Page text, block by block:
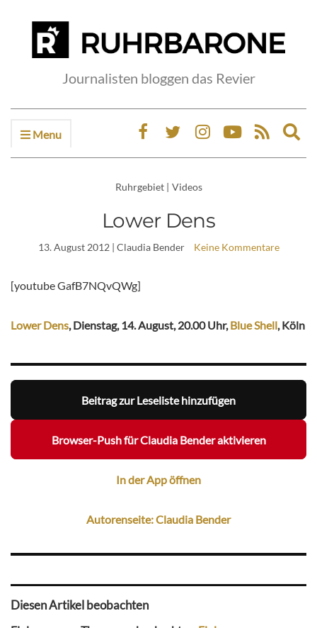
Journalisten bloggen das Revier
Menu
Ruhrgebiet | Videos
Lower Dens
13. August 2012| Claudia Bender Keine Kommentare
[youtube GafB7NQvQWg]
Lower Dens, Dienstag, 14. August, 20.00 Uhr,Blue Shell, Köln
Beitrag zur Leseliste hinzufügen
Browser-Push für Claudia Bender aktivieren
In der App öffnen
Autorenseite: Claudia Bender
Diesen Artikel beobachten